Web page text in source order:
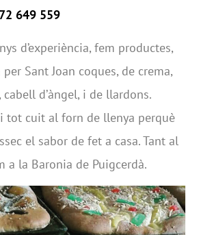
649 559
d’experiència, fem productes,
Sant Joan coques, de crema,
d’àngel, i de llardons.
tot cuit al forn de llenya perquè
el sabor de fet a casa. Tant al
a la Baronia de Puigcerdà.